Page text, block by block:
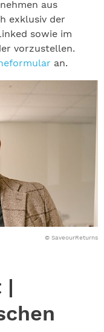
© SaveourReturns
aus
exklusiv der
sowie im
vorzustellen.
an.
|